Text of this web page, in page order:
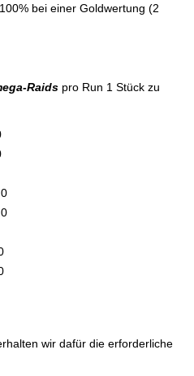
100% bei einer Goldwertung (2
Raids pro Run 1 Stück zu
wir dafür die erforderliche